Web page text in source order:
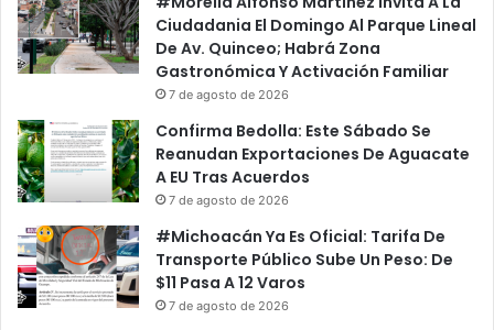
Ciudadania El Domingo Al Parque Lineal
De Av. Quinceo; Habrá Zona
Gastronómica Y Activación Familiar
7 de agosto de 2026
Confirma Bedolla: Este Sábado Se
Reanudan Exportaciones De Aguacate
A EU Tras Acuerdos
7 de agosto de 2026
#Michoacán Ya Es Oficial: Tarifa De
Transporte Público Sube Un Peso: De
$11 Pasa A 12 Varos
7 de agosto de 2026